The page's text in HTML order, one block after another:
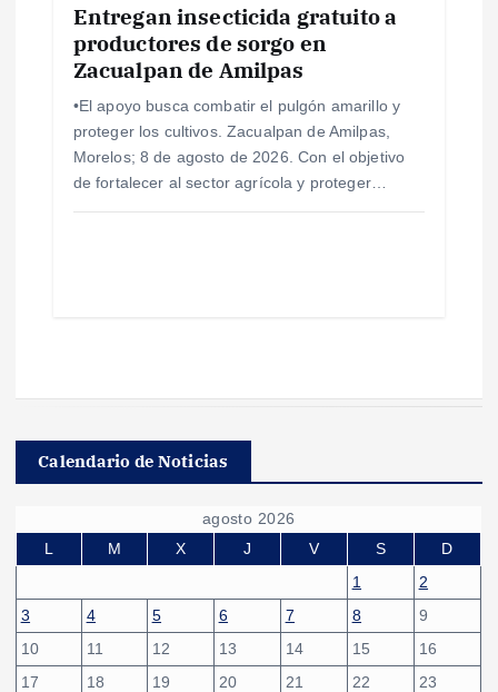
Entregan insecticida gratuito a
productores de sorgo en
Zacualpan de Amilpas
•El apoyo busca combatir el pulgón amarillo y
proteger los cultivos. Zacualpan de Amilpas,
Morelos; 8 de agosto de 2026. Con el objetivo
de fortalecer al sector agrícola y proteger…
Calendario de Noticias
agosto 2026
L
M X J V S
D
1
2
3
4 5 6 7 8
9
10
11 12 13 14 15
16
17
18 19 20 21 22
23